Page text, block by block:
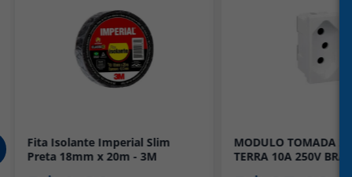
Fita Isolante Imperial Slim
Preta 18mm x 20m - 3M
MODULO TOMADA 2
TERRA 10A 250V